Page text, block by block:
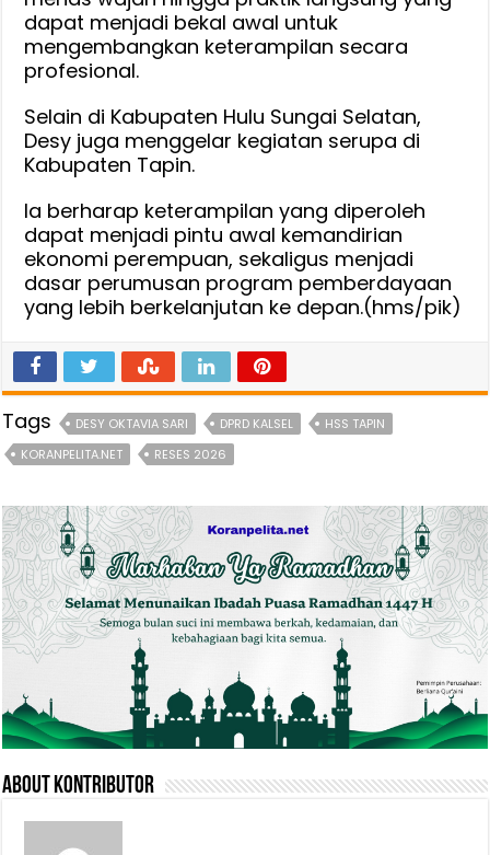
dapat menjadi bekal awal untuk
mengembangkan keterampilan secara
profesional.
Selain di Kabupaten Hulu Sungai Selatan,
Desy juga menggelar kegiatan serupa di
Kabupaten Tapin.
Ia berharap keterampilan yang diperoleh
dapat menjadi pintu awal kemandirian
ekonomi perempuan, sekaligus menjadi
dasar perumusan program pemberdayaan
yang lebih berkelanjutan ke depan.(hms/pik)
Tags DESY OKTAVIA SARI DPRD KALSEL
HSS TAPIN
KORANPELITA.NET
RESES 2026
About Kontributor